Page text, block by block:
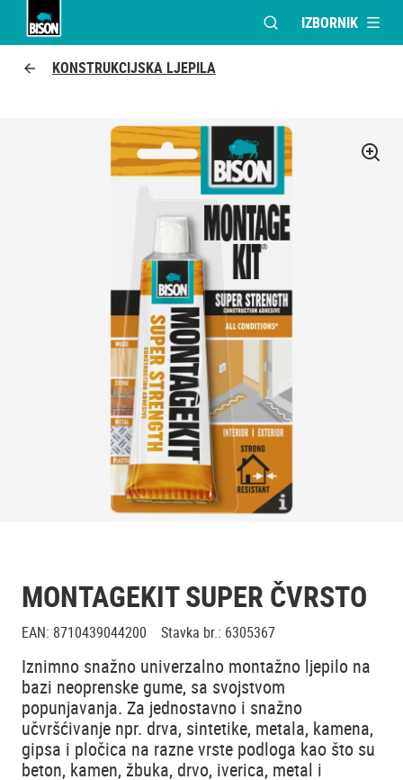
OTVORI MODALNI
IZBORNIK
KONSTRUKCIJSKA LJEPILA
MONTAGEKIT SUPER ČVRSTO
EAN: 8710439044200 Stavka br.: 6305367
Iznimno snažno univerzalno montažno ljepilo na
bazi neoprenske gume, sa svojstvom
popunjavanja. Za jednostavno i snažno
učvršćivanje npr. drva, sintetike, metala, kamena,
gipsa i pločica na razne vrste podloga kao što su
beton, kamen, žbuka, drvo, iverica, metal i